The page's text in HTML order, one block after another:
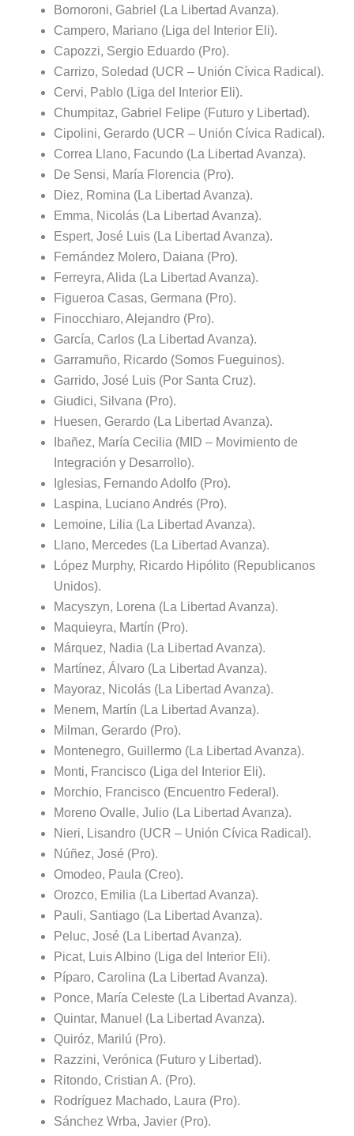
Bornoroni, Gabriel (La Libertad Avanza).
Campero, Mariano (Liga del Interior Eli).
Capozzi, Sergio Eduardo (Pro).
Carrizo, Soledad (UCR – Unión Cívica Radical).
Cervi, Pablo (Liga del Interior Eli).
Chumpitaz, Gabriel Felipe (Futuro y Libertad).
Cipolini, Gerardo (UCR – Unión Cívica Radical).
Correa Llano, Facundo (La Libertad Avanza).
De Sensi, María Florencia (Pro).
Diez, Romina (La Libertad Avanza).
Emma, Nicolás (La Libertad Avanza).
Espert, José Luis (La Libertad Avanza).
Fernández Molero, Daiana (Pro).
Ferreyra, Alida (La Libertad Avanza).
Figueroa Casas, Germana (Pro).
Finocchiaro, Alejandro (Pro).
García, Carlos (La Libertad Avanza).
Garramuño, Ricardo (Somos Fueguinos).
Garrido, José Luis (Por Santa Cruz).
Giudici, Silvana (Pro).
Huesen, Gerardo (La Libertad Avanza).
Ibañez, María Cecilia (MID – Movimiento de
Integración y Desarrollo).
Iglesias, Fernando Adolfo (Pro).
Laspina, Luciano Andrés (Pro).
Lemoine, Lilia (La Libertad Avanza).
Llano, Mercedes (La Libertad Avanza).
López Murphy, Ricardo Hipólito (Republicanos
Unidos).
Macyszyn, Lorena (La Libertad Avanza).
Maquieyra, Martín (Pro).
Márquez, Nadia (La Libertad Avanza).
Martínez, Álvaro (La Libertad Avanza).
Mayoraz, Nicolás (La Libertad Avanza).
Menem, Martín (La Libertad Avanza).
Milman, Gerardo (Pro).
Montenegro, Guillermo (La Libertad Avanza).
Monti, Francisco (Liga del Interior Eli).
Morchio, Francisco (Encuentro Federal).
Moreno Ovalle, Julio (La Libertad Avanza).
Nieri, Lisandro (UCR – Unión Cívica Radical).
Núñez, José (Pro).
Omodeo, Paula (Creo).
Orozco, Emilia (La Libertad Avanza).
Pauli, Santiago (La Libertad Avanza).
Peluc, José (La Libertad Avanza).
Picat, Luis Albino (Liga del Interior Eli).
Píparo, Carolina (La Libertad Avanza).
Ponce, María Celeste (La Libertad Avanza).
Quintar, Manuel (La Libertad Avanza).
Quiróz, Marilú (Pro).
Razzini, Verónica (Futuro y Libertad).
Ritondo, Cristian A. (Pro).
Rodríguez Machado, Laura (Pro).
Sánchez Wrba, Javier (Pro).